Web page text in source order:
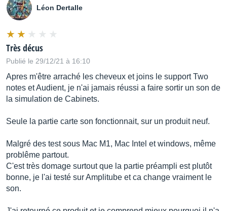
Léon Dertalle
Très décus
Publié le 29/12/21 à 16:10
Apres m'être arraché les cheveux et joins le support Two
notes et Audient, je n'ai jamais réussi a faire sortir un son de
la simulation de Cabinets.
Seule la partie carte son fonctionnait, sur un produit neuf.
Malgré des test sous Mac M1, Mac Intel et windows, même
problême partout.
C'est très domage surtout que la partie préampli est plutôt
bonne, je l'ai testé sur Amplitube et ca change vraiment le
son.